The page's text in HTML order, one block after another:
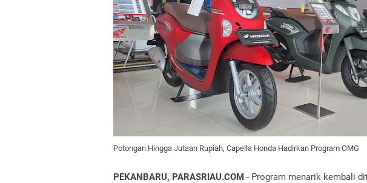
Potongan Hingga Jutaan Rupiah, Capella Honda Hadirkan Program OMG
PEKANBARU, PARASRIAU.COM - Program menarik kembali